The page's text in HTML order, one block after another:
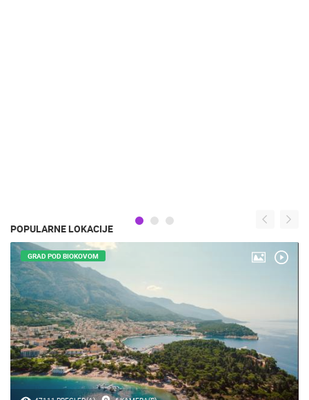
POPULARNE LOKACIJE
GRAD POD BIOKOVOM